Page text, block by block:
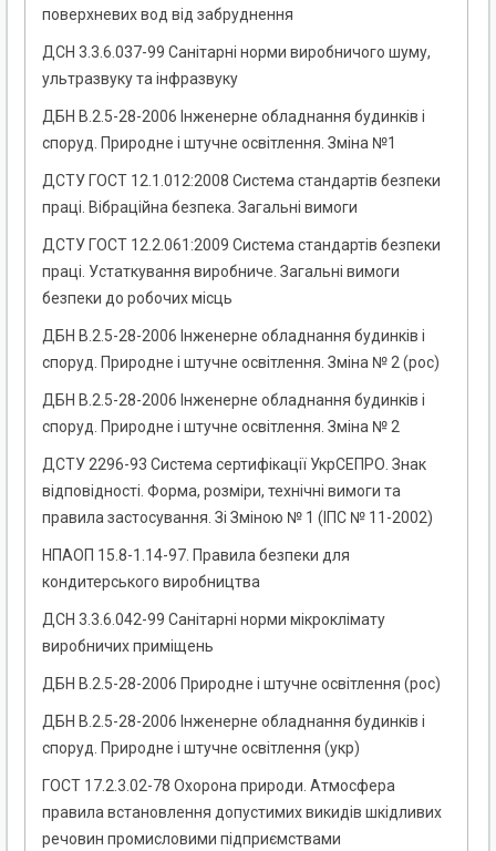
поверхневих вод від забруднення
ДСН 3.3.6.037-99 Санітарні норми виробничого шуму,
ультразвуку та інфразвуку
ДБН В.2.5-28-2006 Інженерне обладнання будинків і
споруд. Природне і штучне освітлення. Зміна №1
ДСТУ ГОСТ 12.1.012:2008 Система стандартів безпеки
праці. Вібраційна безпека. Загальні вимоги
ДСТУ ГОСТ 12.2.061:2009 Система стандартів безпеки
праці. Устаткування виробниче. Загальні вимоги
безпеки до робочих місць
ДБН В.2.5-28-2006 Інженерне обладнання будинків і
споруд. Природне і штучне освітлення. Зміна № 2 (рос)
ДБН В.2.5-28-2006 Інженерне обладнання будинків і
споруд. Природне і штучне освітлення. Зміна № 2
ДСТУ 2296-93 Система сертифікації УкрСЕПРО. Знак
відповідності. Форма, розміри, технічні вимоги та
правила застосування. Зі Зміною № 1 (ІПС № 11-2002)
НПАОП 15.8-1.14-97. Правила безпеки для
кондитерського виробництва
ДСН 3.3.6.042-99 Санітарні норми мікроклімату
виробничих приміщень
ДБН В.2.5-28-2006 Природне і штучне освітлення (рос)
ДБН В.2.5-28-2006 Інженерне обладнання будинків і
споруд. Природне і штучне освітлення (укр)
ГОСТ 17.2.3.02-78 Охорона природи. Атмосфера
правила встановлення допустимих викидів шкідливих
речовин промисловими підприємствами